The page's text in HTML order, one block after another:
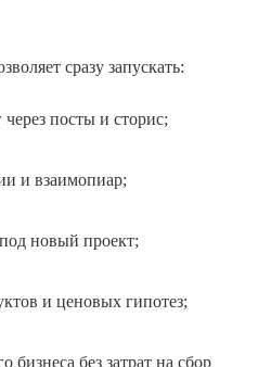
сразу запускать:
посты и сторис;
и взаимопиар;
новый проект;
и ценовых гипотез;
бизнеса без затрат на сбор